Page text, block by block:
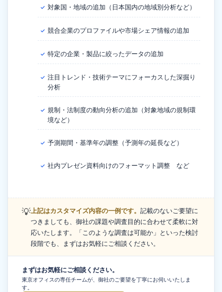
✓ 対象国・地域の追加（日本国内の地域別分析など）
✓ 競合企業のプロファイルや市場シェア情報の追加
✓ 特定の企業・製品に絞ったデータの追加
✓ 注目トレンド・技術テーマにフォーカスした深掘り
分析
✓ 規制・法制度の動向分析の追加（対象地域の規制環
境など）
✓ 予測期間・基準年の調整（予測年の延長など）
✓ 社内プレゼン資料向けのフォーマット調整 など
💡上記はカスタマイズ内容の一例です。 記載のないご要望に
つきましても、御社の課題や調査目的に合わせて柔軟に対
応いたします。「このような調査は可能か」といった検討
段階でも、まずはお気軽にご相談ください。
まずはお気軽にご相談ください。
東京オフィスの専任チームが、御社のご要望を丁寧にお伺いいたしま
す。